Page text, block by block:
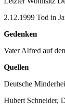
2.12.1999 Tod in
Gedenken
Vater Alfred auf
Quellen
Deutsche
Hubert Schneider,